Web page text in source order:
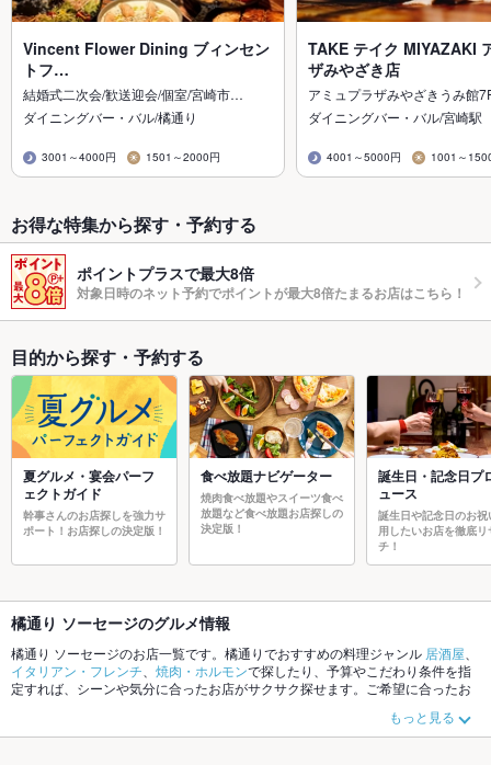
Vincent Flower Dining ブィンセン
トフ…
結婚式二次会/歓送迎会/個室/宮崎市…
ダイニングバー・バル/橘通り
3001～4000円 1501～2000円
TAKE テイク MIYAZAKI
ザみやざき店
アミュプラザみやざきうみ館
ダイニングバー・バル/宮崎駅
4001～5000円 1001～
お得な特集から探す・予約する
ポイントプラスで最大8倍
対象日時のネット予約でポイントが最大8倍たまるお店はこちら！
目的から探す・予約する
夏グルメ・宴会パーフ
ェクトガイド
幹事さんのお店探しを強力サ
ポート！お店探しの決定版！
食べ放題ナビゲーター
焼肉食べ放題やスイーツ食べ
放題など食べ放題お店探しの
決定版！
誕生日・記念日プ
ュース
誕生日や記念日のお祝
用したいお店を徹底リ
チ！
橘通り ソーセージのグルメ情報
橘通り ソーセージのお店一覧です。橘通りでおすすめの料理ジャンル 居酒屋
イタリアン・フレンチ
焼肉・ホルモンで探したり、予算やこだわり条件を指
定すれば、シーンや気分に合ったお店がサクサク探せます。ご希望に合ったお
クしてみてください。ホットペッパーグルメなら、お得なクーポンはもちろ
ん、こだわりメニューからあげ、お茶漬け、手羽先や季節のおすすめ料理な
もっと見る